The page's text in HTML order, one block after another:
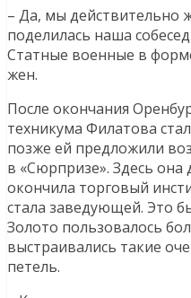
– Да, мы действительно
поделилась наша
Статные военные в
жен.
После окончания
техникума Филатова
позже ей предложили
в «Сюрпризе». Здесь она
окончила торговый
стала заведующей. Это
Золото пользовалось
выстраивались такие
петель.